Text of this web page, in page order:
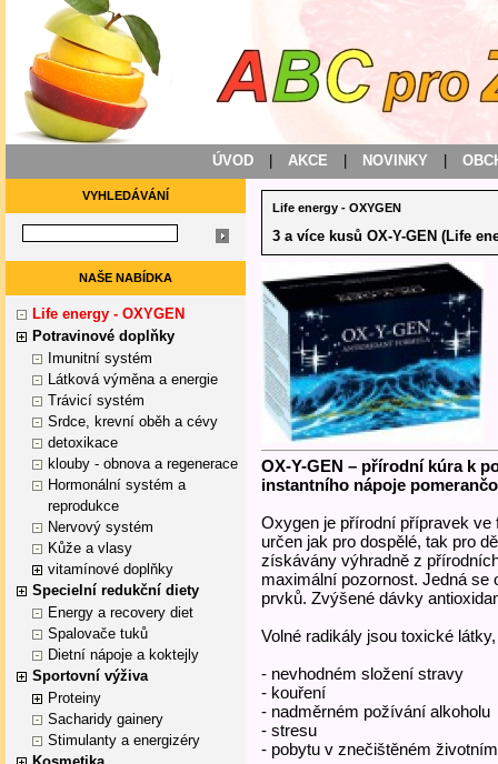
ÚVOD AKCE NOVINKY
VYHLEDÁVÁNÍ
NAŠE NABÍDKA
Life energy - OXYGEN
Potravinové doplňky
Imunitní systém
Látková výměna a energie
Trávicí systém
Srdce, krevní oběh a cévy
detoxikace
klouby - obnova a regenerace
Hormonální systém a
reprodukce
Nervový systém
Kůže a vlasy
vitamínové doplňky
Specielní redukční diety
Energy a recovery diet
Spalovače tuků
Dietní nápoje a koktejly
Sportovní výživa
Proteiny
Sacharidy gainery
Stimulanty a energizéry
Life energy - OXYGEN
3 a více kusů OX-Y-GEN (Life
OX-Y-GEN – přírodní kúra k
instantního nápoje
Oxygen je přírodní přípravek
určen jak pro dospělé, tak pro
získávány výhradně z
maximální pozornost. Jedná
prvků. Zvýšené dávky
Volné radikály jsou toxické
- nevhodném složení stravy
- kouření
- nadměrném požívání alkoholu
- stresu
- pobytu v znečištěném